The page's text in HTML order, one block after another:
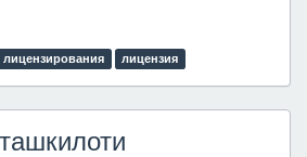
лицензирования лицензия